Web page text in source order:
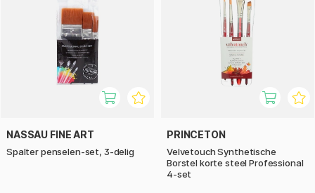
NASSAU FINE ART
Spalter penselen-set, 3-delig
PRINCETON
Velvetouch Synthetische
Borstel korte steel Professional
4-set